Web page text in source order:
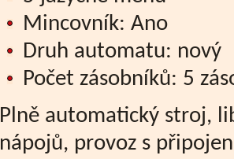
Mincovník: Ano
Druh automatu: nový
Počet zásobníků: 5
Plně automatický stroj,
nápojů, provoz s